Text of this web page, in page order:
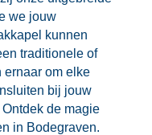
we jouw
kunnen
traditionele of
ernaar om elke
bij jouw
de magie
in Bodegraven.​